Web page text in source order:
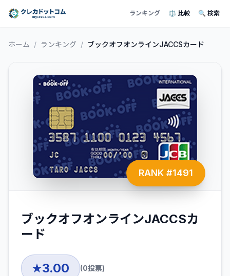
ランキング ⚖️ 比較 🔍 検索
ホーム / ランキング / ブックオフオンラインJACCSカード
RANK #1491
ブックオフオンラインJACCSカ
ード
★3.00 (0投票)